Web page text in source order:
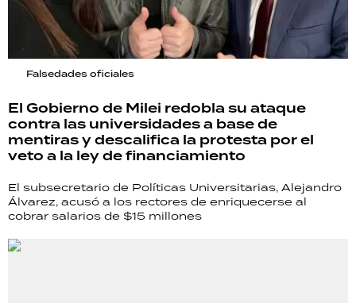
Falsedades oficiales
El Gobierno de Milei redobla su ataque
contra las universidades a base de
mentiras y descalifica la protesta por el
veto a la ley de financiamiento
El subsecretario de Políticas Universitarias, Alejandro
Álvarez, acusó a los rectores de enriquecerse al
cobrar salarios de $15 millones